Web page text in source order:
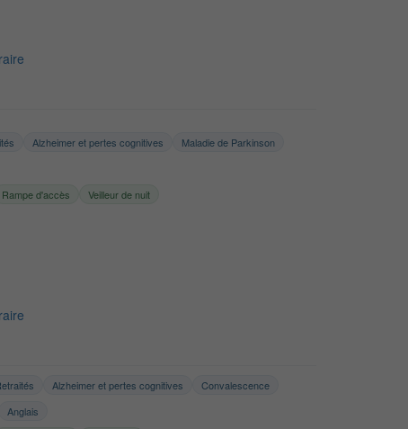
Alzheimer et pertes cognitives Maladie de Parkinson
Rampe d'accès Veilleur de nuit
Alzheimer et pertes cognitives Convalescence
Anglais